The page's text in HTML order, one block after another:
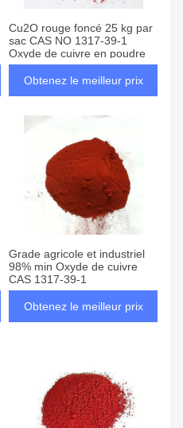
Cu2O rouge foncé 25 kg par
sac CAS NO 1317-39-1
Oxyde de cuivre en poudre
Obtenez le meilleur prix
Grade agricole et industriel
98% min Oxyde de cuivre
CAS 1317-39-1
Obtenez le meilleur prix